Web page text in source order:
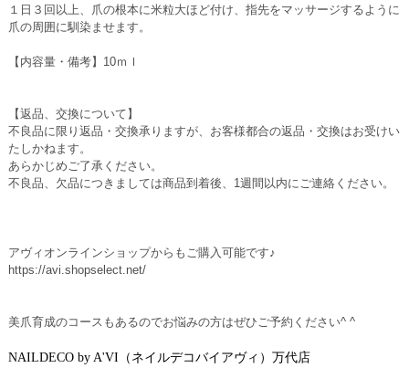
１日３回以上、爪の根本に米粒大ほど付け、指先をマッサージするように
爪の周囲に馴染ませます。
【内容量・備考】10ｍｌ
【返品、交換について】
不良品に限り返品・交換承りますが、お客様都合の返品・交換はお受けい
たしかねます。
あらかじめご了承ください。
不良品、欠品につきましては商品到着後、1週間以内にご連絡ください。
アヴィオンラインショップからもご購入可能です♪
https://avi.shopselect.net/
美爪育成のコースもあるのでお悩みの方はぜひご予約ください^ ^
NAILDECO by A'VI（ネイルデコバイアヴィ）万代店